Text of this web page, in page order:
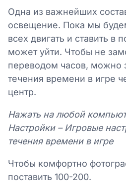
Одна из важнейших
освещение. Пока мы
всех двигать и ставить в
может уйти. Чтобы не
переводом часов, можно
течения времени в игре
центр.
Нажать на любой
Настройки – Игровые
течения времени в игре
Чтобы комфортно
поставить 100-200.